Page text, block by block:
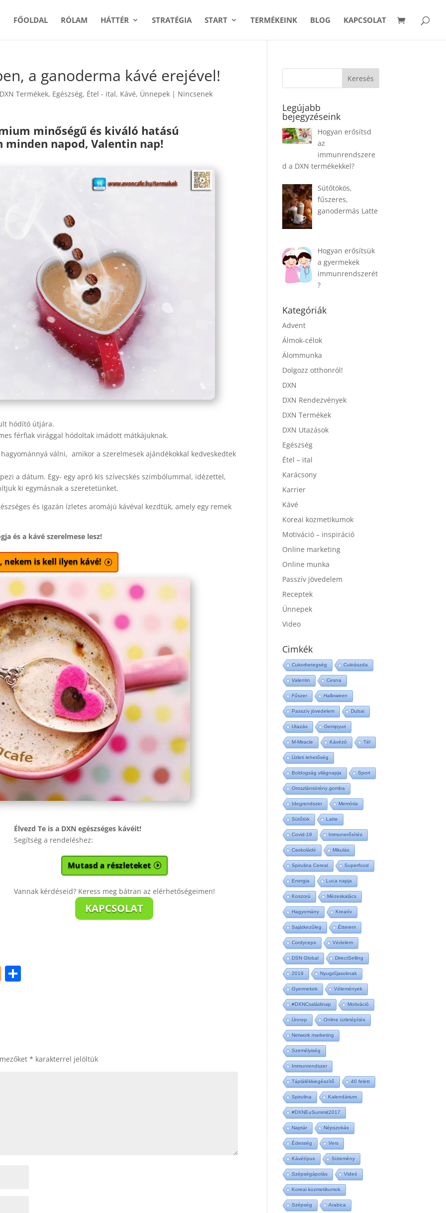
FŐOLDAL RÓLAM HÁTTÉR STRATÉGIA START TERMÉKEINK BLOG KAPCSOLAT
a ganoderma kávé erejével!
DXN Termékek, Egészség, Étel - ital, Kávé, Ünnepek | Nincsenek
minőségű és kiváló hatású
minden napod, Valentin nap!
hódító útjára.
férfiak virággal hódoltak imádott mátkájuknak.
válni, amikor a szerelmesek ajándékokkal kedveskedtek
a dátum. Egy- egy apró kis szívecskés szimbólummal, idézettel,
ki egymásnak a szeretetünket.
és igazán ízletes aromájú kávéval kezdtük, amely egy remek
és a kávé szerelmese lesz!
nekem is kell ilyen kávé!
Élvezd Te is a DXN egészséges kávéit!
Segítség a rendeléshez:
Mutasd a részleteket
Vannak kérdéseid? Keress meg bátran az elérhetőségeimen!
KAPCSOLAT
Bl
* karakterrel jelöltük
Legújabb
bejegyzéseink
Hogyan erősítsd
az
immunrendszere
d a DXN termékekkel?
Sütőtökös,
fűszeres,
ganodermás Latte
Hogyan erősítsük
a gyermekek
immunrendszerét
?
Kategóriák
Advent
Álmok-célok
Álommunka
Dolgozz otthonról!
DXN
DXN Rendezvények
DXN Termékek
DXN Utazások
Egészség
Étel – ital
Karácsony
Karrier
Kávé
Koreai kozmetikumok
Motiváció – inspiráció
Online marketing
Online munka
Passzív jövedelem
Receptek
Ünnepek
Video
Cimkék
Cukorbetegség Cukrászda
Valentin Cesna
Fűszer Halloween
Passzív jövedelem Dubai
Utazás Gempyuri
M-Miracle Kávézó Tél
Üzleti lehetőség
Boldogság világnapja Sport
Oroszlánsörény gomba
Idegrendszer Memória
Sütőtök Latte
Covid-19 Immunerősítés
Csokoládé Mikulás
Spirulina Cereal Superfood
Energia Luca napja
Koszorú Mézeskalács
Hagyomány Kreatív
Sajátkezűleg Étterem
Cordyceps Védelem
DSN Global DirectSelling
2019 Nyugdíjasoknak
Gyermekek Vélemények
#DXNCsaládinap Motiváció
Ünnep Online üzletépítés
Network marketing
Személyiség
Immunrendszer
Táplálékkiegészítő 40 felett
Spirulina Kalendárium
#DXNEuSummit2017
Naptár Népszokás
Édesség Vers
Kávétípus Sütemény
Szépségápolás Videó
Koreai kozmetikumok
Szépség Arabica